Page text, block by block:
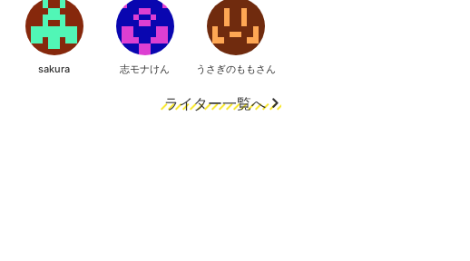
sakura 志モナけん うさぎのももさん
ライター一覧へ